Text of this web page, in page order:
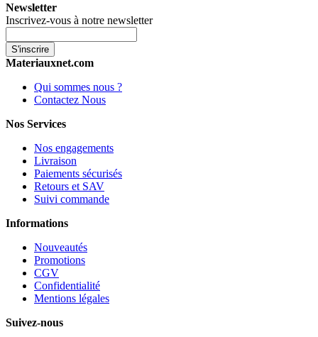
Newsletter
Inscrivez-vous à notre newsletter
S'inscrire
Materiauxnet.com
Qui sommes nous ?
Contactez Nous
Nos Services
Nos engagements
Livraison
Paiements sécurisés
Retours et SAV
Suivi commande
Informations
Nouveautés
Promotions
CGV
Confidentialité
Mentions légales
Suivez-nous